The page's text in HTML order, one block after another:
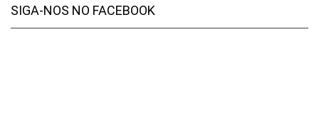
SIGA-NOS NO FACEBOOK